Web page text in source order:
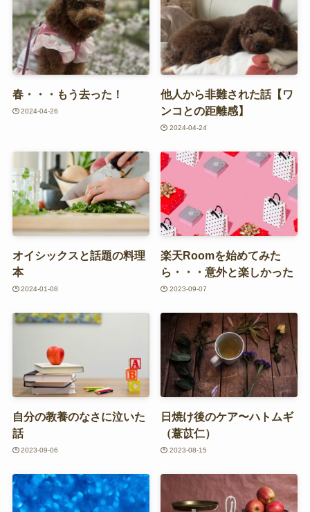
春・・・もう去った！
2024-04-26
他人から非難された話【ワ
ンコとの距離感】
2024-04-24
オイシックスと話題の料理
本
2024-01-08
楽天Roomを始めてみた
ら・・・意外と楽しかった
2023-09-07
自分の教養のなさに泣いた
話
2023-09-06
日焼け後のケア〜ハトムギ
（薏苡仁）
2023-08-15